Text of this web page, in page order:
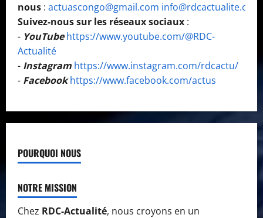
nous : actuascongo@gmail.com info@rdcactualite.com
Suivez-nous sur les réseaux sociaux :
- YouTube https://www.youtube.com/@RDC-
Actualité
- Instagram https://www.instagram.com/rdcactu/
- Facebook https://www.facebook.com/actus
POURQUOI NOUS
NOTRE MISSION
Chez RDC-Actualité, nous croyons en un